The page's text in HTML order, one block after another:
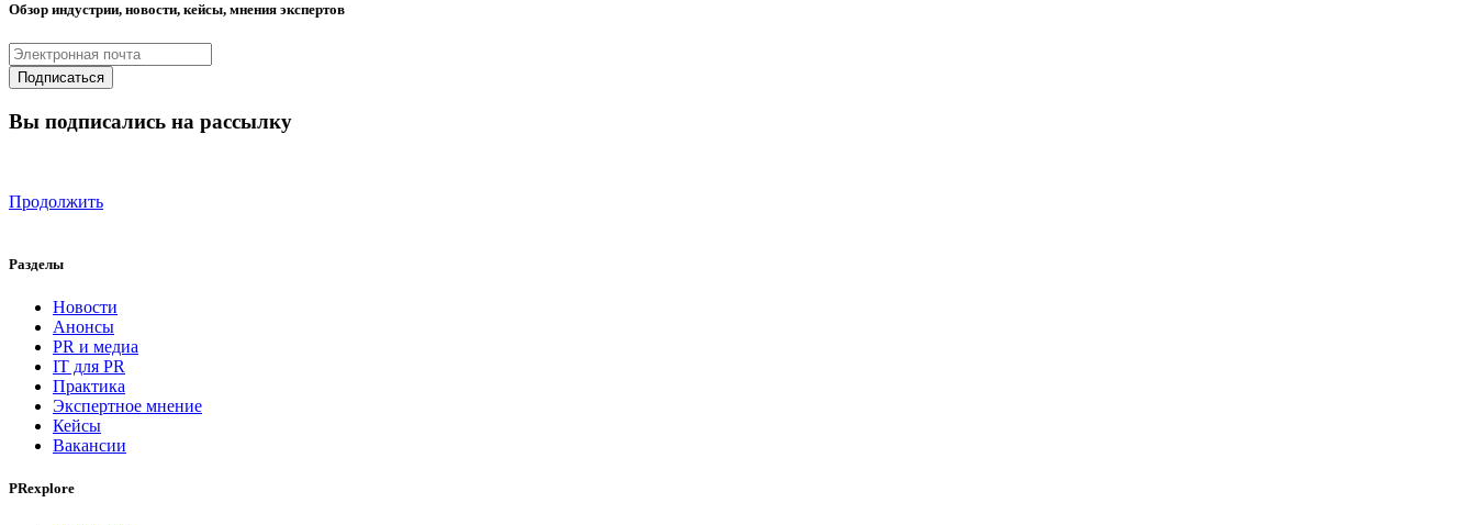
Обзор индустрии, новости, кейсы, мнения экспертов
Вы подписались на рассылку
Продолжить
Разделы
Новости
Анонсы
PR и медиа
IT для PR
Практика
Экспертное мнение
Кейсы
Вакансии
PRexplore